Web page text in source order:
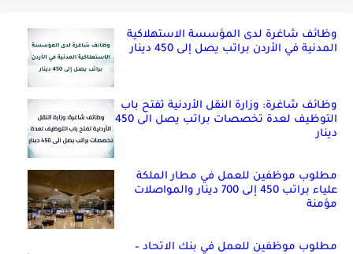
وظائف شاغرة لدى المؤسسة الاستهلاكية
المدنية في الأردن براتب يصل إلى 450 دينار
وظائف شاغرة: وزارة النقل الأردنية تفتح باب
التوظيف لعدة تخصصات براتب يصل الى 450
دينار
مطلوب موظفين للعمل في مطار الملكة
علياء براتب 450 إلى 700 دينار والمواصلات
مؤمنة
مطلوب موظفين للعمل في بنك الاتحاد –